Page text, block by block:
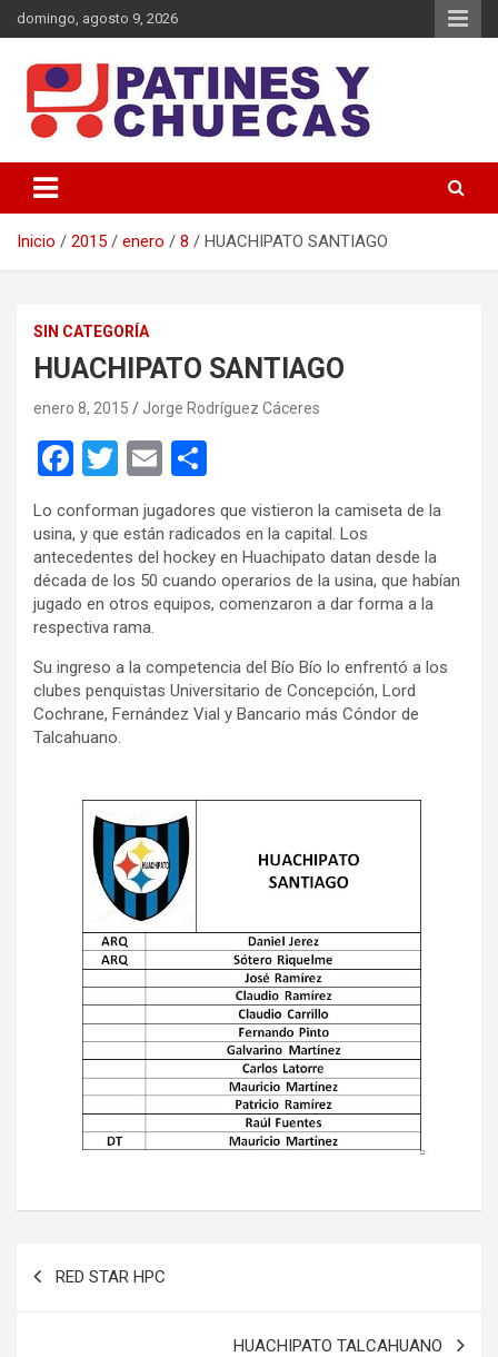
Saltar
al
domingo, agosto 9, 2026
Patines y Chuecas
Inicio 2015 enero 8 HUACHIPATO SANTIAGO
SIN CATEGORÍA
HUACHIPATO SANTIAGO
enero 8, 2015 Jorge Rodríguez Cáceres
F
a
ce
b
o
o
k
T
wi
tt
er
E
m
ail m
p
ar
Lo conforman jugadores que vistieron la camiseta de la
usina, y que están radicados en la capital. Los
antecedentes del hockey en Huachipato datan desde la
década de los 50 cuando operarios de la usina, que habían
jugado en otros equipos, comenzaron a dar forma a la
respectiva rama.
Su ingreso a la competencia del Bío Bío lo enfrentó a los
clubes penquistas Universitario de Concepción, Lord
Cochrane, Fernández Vial y Bancario más Cóndor de
Talcahuano.
RED STAR HPC
HUACHIPATO TALCAHUANO